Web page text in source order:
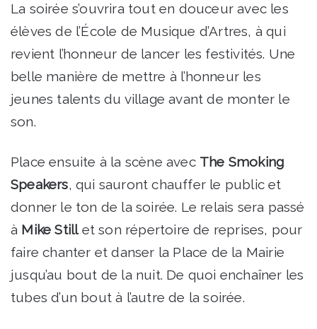
La soirée s’ouvrira tout en douceur avec les
élèves de l’École de Musique d’Artres, à qui
revient l’honneur de lancer les festivités. Une
belle manière de mettre à l’honneur les
jeunes talents du village avant de monter le
son.
Place ensuite à la scène avec The Smoking
Speakers, qui sauront chauffer le public et
donner le ton de la soirée. Le relais sera passé
à Mike Stillet son répertoire de reprises, pour
faire chanter et danser la Place de la Mairie
jusqu’au bout de la nuit. De quoi enchaîner les
tubes d’un bout à l’autre de la soirée.